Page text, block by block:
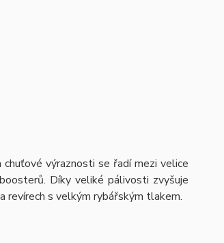
výraznosti se řadí mezi velice
Díky veliké pálivosti zvyšuje
revírech s velkým rybářským tlakem.